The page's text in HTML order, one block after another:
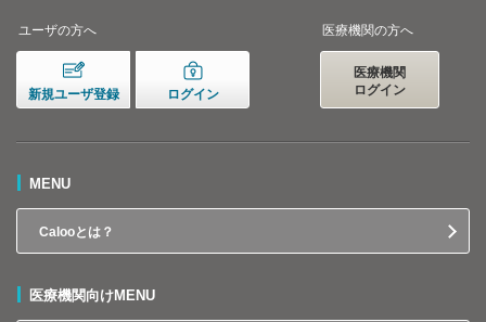
ユーザの方へ
新規ユーザ登録 ログイン
医療機関の方へ
医療機関
ログイン
MENU
Calooとは？
医療機関向けMENU